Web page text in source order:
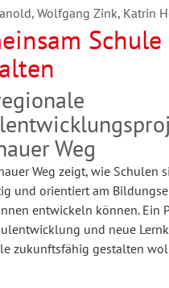
Wolfgang Zink, Katrin
Schule
Weg
Weg zeigt, wie Schulen
und orientiert am
entwickeln können. Ein
und neue
zukunftsfähig gestalten